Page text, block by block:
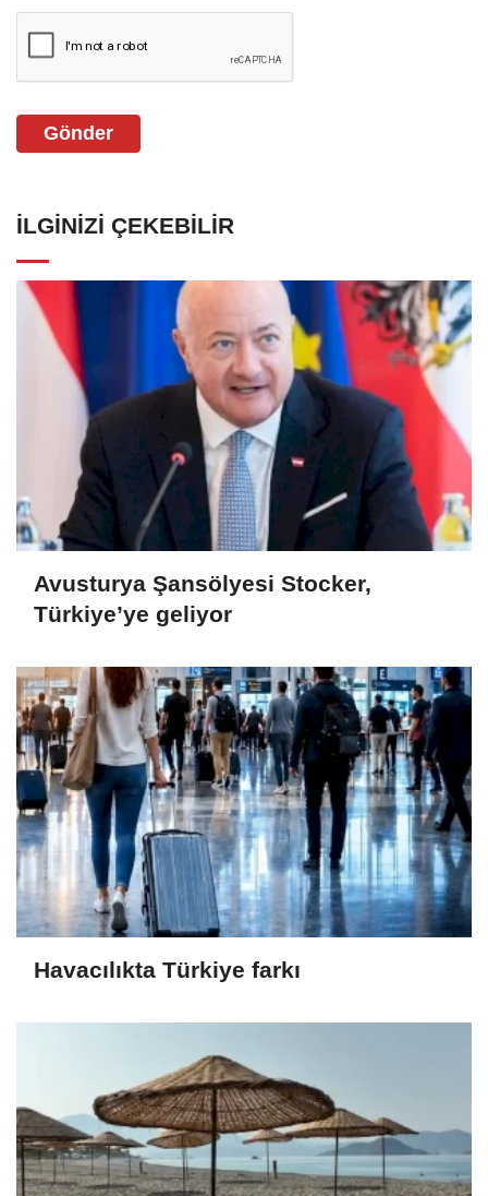
Gönder
İLGINIZI ÇEKEBILIR
Avusturya Şansölyesi Stocker,
Türkiye’ye geliyor
Havacılıkta Türkiye farkı